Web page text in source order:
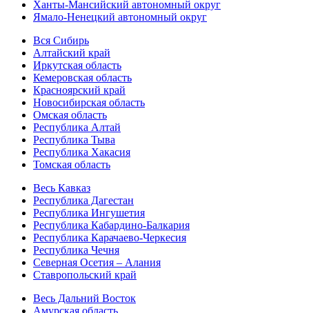
Ханты-Мансийский автономный округ
Ямало-Ненецкий автономный округ
Вся Сибирь
Алтайский край
Иркутская область
Кемеровская область
Красноярский край
Новосибирская область
Омская область
Республика Алтай
Республика Тыва
Республика Хакасия
Томская область
Весь Кавказ
Республика Дагестан
Республика Ингушетия
Республика Кабардино-Балкария
Республика Карачаево-Черкесия
Республика Чечня
Северная Осетия – Алания
Ставропольский край
Весь Дальний Восток
Амурская область